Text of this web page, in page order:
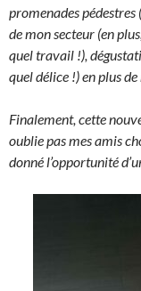
promenades pédestres
de mon secteur (en
quel travail !),
quel délice !) en plus
Finalement, cette
oublie pas mes amis
donné l’opportunité